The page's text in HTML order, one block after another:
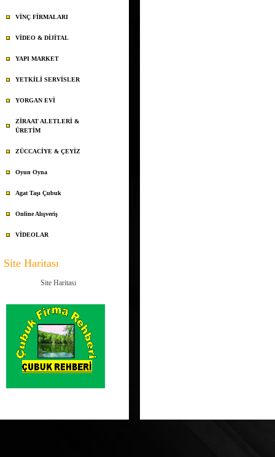
VİNÇ FİRMALARI
VİDEO & DİJİTAL
YAPI MARKET
YETKİLİ SERVİSLER
YORGAN EVİ
ZİRAAT ALETLERİ &
ÜRETİM
ZÜCCACİYE & ÇEYİZ
Oyun Oyna
Agat Taşı Çubuk
Online Alışveriş
VİDEOLAR
Site Haritası
Site Haritası